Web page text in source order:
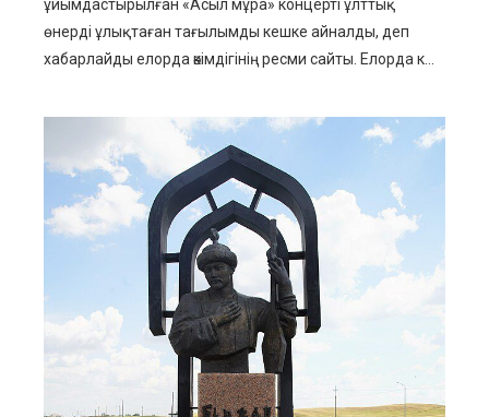
ұйымдастырылған «Асыл мұра» концерті ұлттық
өнерді ұлықтаған тағылымды кешке айналды, деп
хабарлайды елорда әкімдігінің ресми сайты. Елорда к...